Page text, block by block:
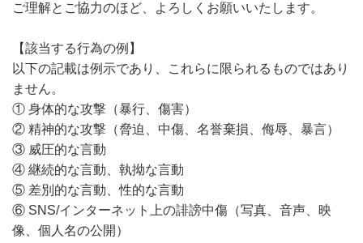
ご理解とご協力のほど、よろしくお願いいたします。
【該当する行為の例】
以下の記載は例示であり、これらに限られるものではあり
ません。
① 身体的な攻撃（暴行、傷害）
② 精神的な攻撃（脅迫、中傷、名誉棄損、侮辱、暴言）
③ 威圧的な言動
④ 継続的な言動、執拗な言動
⑤ 差別的な言動、性的な言動
⑥ SNS/インターネット上の誹謗中傷（写真、音声、映
像、個人名の公開）